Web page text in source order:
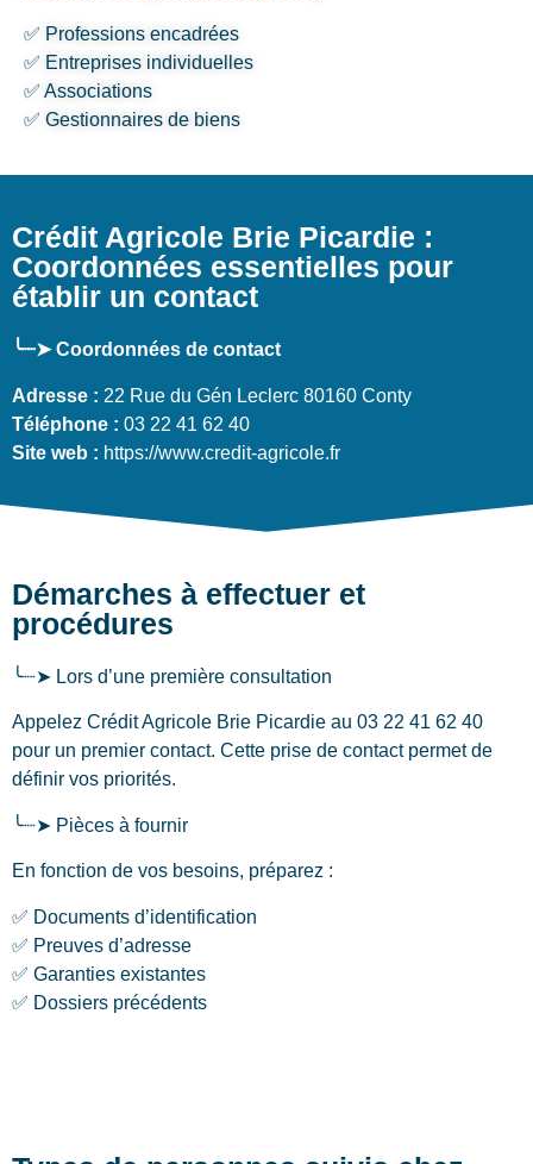
✅ Professions encadrées
✅ Entreprises individuelles
✅ Associations
✅ Gestionnaires de biens
Crédit Agricole Brie Picardie :
Coordonnées essentielles pour
établir un contact
╰┈➤ Coordonnées de contact
Adresse : 22 Rue du Gén Leclerc 80160 Conty
Téléphone : 03 22 41 62 40
Site web : https://www.credit-agricole.fr
Démarches à effectuer et
procédures
╰┈➤ Lors d’une première consultation
Appelez Crédit Agricole Brie Picardie au 03 22 41 62 40
pour un premier contact. Cette prise de contact permet de
définir vos priorités.
╰┈➤ Pièces à fournir
En fonction de vos besoins, préparez :
✅ Documents d’identification
✅ Preuves d’adresse
✅ Garanties existantes
✅ Dossiers précédents